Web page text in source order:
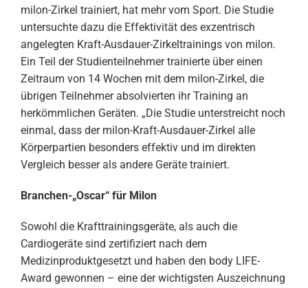
milon-Zirkel trainiert, hat mehr vom Sport. Die Studie
untersuchte dazu die Effektivität des exzentrisch
angelegten Kraft-Ausdauer-Zirkeltrainings von milon.
Ein Teil der Studienteilnehmer trainierte über einen
Zeitraum von 14 Wochen mit dem milon-Zirkel, die
übrigen Teilnehmer absolvierten ihr Training an
herkömmlichen Geräten. „Die Studie unterstreicht noch
einmal, dass der milon-Kraft-Ausdauer-Zirkel alle
Körperpartien besonders effektiv und im direkten
Vergleich besser als andere Geräte trainiert.
Branchen-„Oscar“ für Milon
Sowohl die Krafttrainingsgeräte, als auch die
Cardiogeräte sind zertifiziert nach dem
Medizinproduktgesetzt und haben den body LIFE-
Award gewonnen – eine der wichtigsten Auszeichnung